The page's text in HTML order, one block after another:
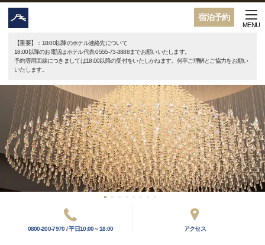
宿泊予約
MENU
【重要】：18:00以降のホテル連絡先について
18:00以降のお電話はホテル代表:0555-73-3888までお願いいたします。
予約専用回線につきましては18:00以降の受付をいたしかねます。何卒ご理解とご協力をお願い
いたします。
0800-200-7970 / 平日10:00～18:00 アクセス